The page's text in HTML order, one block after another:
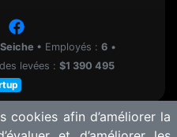
• Employés : 6 •
levées : $1 390 495
cookies afin d’améliorer la